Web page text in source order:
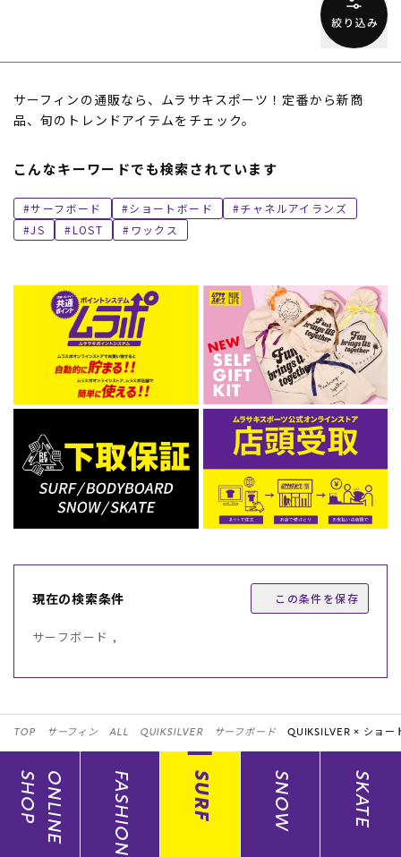
サーフィンの通販なら、ムラサキスポーツ！定番から新商
品、旬のトレンドアイテムをチェック。
こんなキーワードでも検索されています
サーフボード ショートボード
チャネルアイランズ
JS
LOST ワックス
現在の検索条件 この条件を保存
サーフボード ,
TOP サーフィン ALL QUIKSILVER サーフボード QUIKSILVER × ショー
ONLINE
SHOP FASHION SURF SNOW SKATE